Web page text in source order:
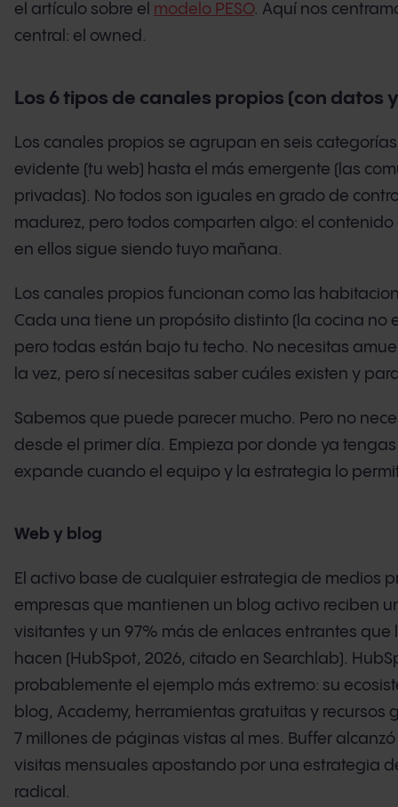
el artículo sobre el modelo PESO. Aquí nos
central: el owned.
Los 6 tipos de canales propios (con datos
Los canales propios se agrupan en seis
evidente (tu web) hasta el más emergente (las
privadas). No todos son iguales en grado de
madurez, pero todos comparten algo: el
en ellos sigue siendo tuyo mañana.
Los canales propios funcionan como las
Cada una tiene un propósito distinto (la cocina no
pero todas están bajo tu techo. No necesitas
la vez, pero sí necesitas saber cuáles existen y
Sabemos que puede parecer mucho. Pero no
desde el primer día. Empieza por donde ya
expande cuando el equipo y la estrategia lo
Web y blog
El activo base de cualquier estrategia de medios
empresas que mantienen un blog activo reciben
visitantes y un 97% más de enlaces entrantes que
hacen (HubSpot, 2026, citado en Searchlab).
probablemente el ejemplo más extremo: su
blog, Academy, herramientas gratuitas y recursos
7 millones de páginas vistas al mes. Buffer alcanzó
visitas mensuales apostando por una estrategia
radical.